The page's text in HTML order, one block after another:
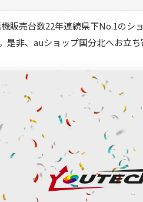
販売台数22年連続県下No.1のシ
非、auショップ国分北へお立ち